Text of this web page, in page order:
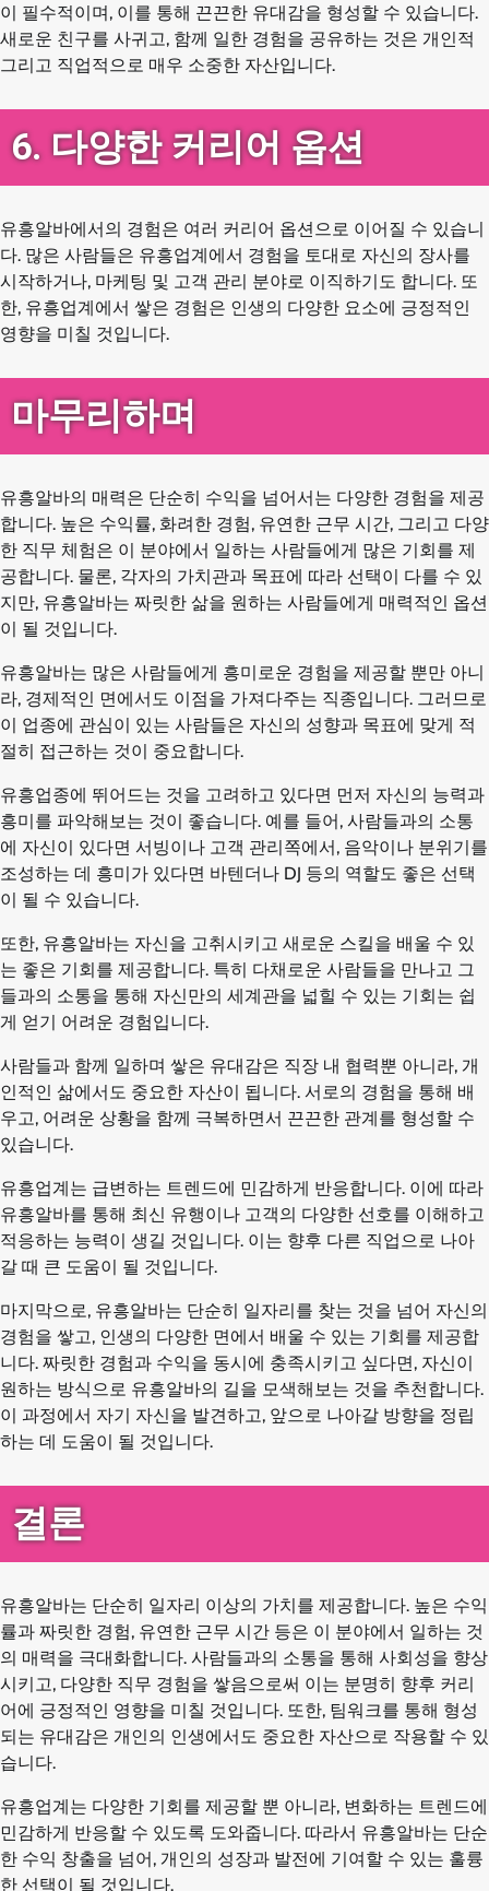
이 필수적이며, 이를 통해 끈끈한 유대감을 형성할 수 있습니다.
새로운 친구를 사귀고, 함께 일한 경험을 공유하는 것은 개인적
그리고 직업적으로 매우 소중한 자산입니다.
6. 다양한 커리어 옵션
유흥알바에서의 경험은 여러 커리어 옵션으로 이어질 수 있습니
다. 많은 사람들은 유흥업계에서 경험을 토대로 자신의 장사를
시작하거나, 마케팅 및 고객 관리 분야로 이직하기도 합니다. 또
한, 유흥업계에서 쌓은 경험은 인생의 다양한 요소에 긍정적인
영향을 미칠 것입니다.
마무리하며
유흥알바의 매력은 단순히 수익을 넘어서는 다양한 경험을 제공
합니다. 높은 수익률, 화려한 경험, 유연한 근무 시간, 그리고 다양
한 직무 체험은 이 분야에서 일하는 사람들에게 많은 기회를 제
공합니다. 물론, 각자의 가치관과 목표에 따라 선택이 다를 수 있
지만, 유흥알바는 짜릿한 삶을 원하는 사람들에게 매력적인 옵션
이 될 것입니다.
유흥알바는 많은 사람들에게 흥미로운 경험을 제공할 뿐만 아니
라, 경제적인 면에서도 이점을 가져다주는 직종입니다. 그러므로
이 업종에 관심이 있는 사람들은 자신의 성향과 목표에 맞게 적
절히 접근하는 것이 중요합니다.
유흥업종에 뛰어드는 것을 고려하고 있다면 먼저 자신의 능력과
흥미를 파악해보는 것이 좋습니다. 예를 들어, 사람들과의 소통
에 자신이 있다면 서빙이나 고객 관리쪽에서, 음악이나 분위기를
조성하는 데 흥미가 있다면 바텐더나 DJ 등의 역할도 좋은 선택
이 될 수 있습니다.
또한, 유흥알바는 자신을 고취시키고 새로운 스킬을 배울 수 있
는 좋은 기회를 제공합니다. 특히 다채로운 사람들을 만나고 그
들과의 소통을 통해 자신만의 세계관을 넓힐 수 있는 기회는 쉽
게 얻기 어려운 경험입니다.
사람들과 함께 일하며 쌓은 유대감은 직장 내 협력뿐 아니라, 개
인적인 삶에서도 중요한 자산이 됩니다. 서로의 경험을 통해 배
우고, 어려운 상황을 함께 극복하면서 끈끈한 관계를 형성할 수
있습니다.
유흥업계는 급변하는 트렌드에 민감하게 반응합니다. 이에 따라
유흥알바를 통해 최신 유행이나 고객의 다양한 선호를 이해하고
적응하는 능력이 생길 것입니다. 이는 향후 다른 직업으로 나아
갈 때 큰 도움이 될 것입니다.
마지막으로, 유흥알바는 단순히 일자리를 찾는 것을 넘어 자신의
경험을 쌓고, 인생의 다양한 면에서 배울 수 있는 기회를 제공합
니다. 짜릿한 경험과 수익을 동시에 충족시키고 싶다면, 자신이
원하는 방식으로 유흥알바의 길을 모색해보는 것을 추천합니다.
이 과정에서 자기 자신을 발견하고, 앞으로 나아갈 방향을 정립
하는 데 도움이 될 것입니다.
결론
유흥알바는 단순히 일자리 이상의 가치를 제공합니다. 높은 수익
률과 짜릿한 경험, 유연한 근무 시간 등은 이 분야에서 일하는 것
의 매력을 극대화합니다. 사람들과의 소통을 통해 사회성을 향상
시키고, 다양한 직무 경험을 쌓음으로써 이는 분명히 향후 커리
어에 긍정적인 영향을 미칠 것입니다. 또한, 팀워크를 통해 형성
되는 유대감은 개인의 인생에서도 중요한 자산으로 작용할 수 있
습니다.
유흥업계는 다양한 기회를 제공할 뿐 아니라, 변화하는 트렌드에
민감하게 반응할 수 있도록 도와줍니다. 따라서 유흥알바는 단순
한 수익 창출을 넘어, 개인의 성장과 발전에 기여할 수 있는 훌륭
한 선택이 될 것입니다.